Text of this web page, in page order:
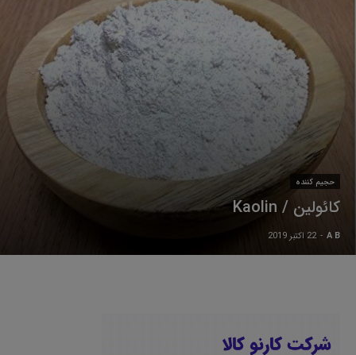
حجیم کننده
کائولین / Kaolin
A B
- 22 اکتبر 2019